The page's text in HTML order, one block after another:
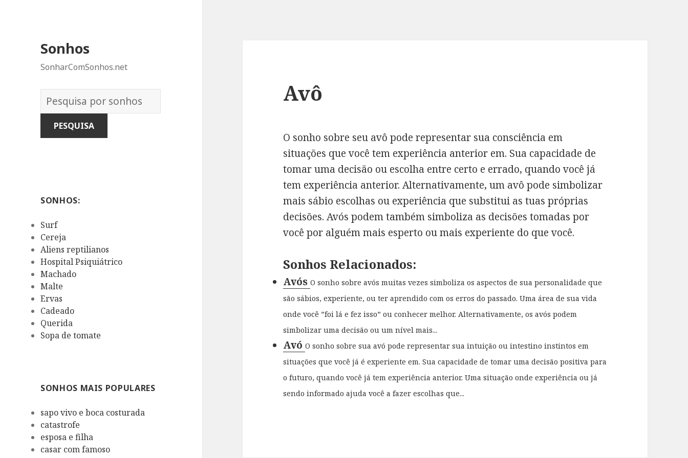
Sonhos
SonharComSonhos.net
Dicionário
dos
Sonhos:
SONHOS:
Surf
Cereja
Aliens reptilianos
Hospital Psiquiátrico
Machado
Malte
Ervas
Cadeado
Querida
Sopa de tomate
SONHOS MAIS POPULARES
sapo vivo e boca costurada
catastrofe
esposa e filha
casar com famoso
Avô
O sonho sobre seu avô pode representar sua consciência em
situações que você tem experiência anterior em. Sua capacidade de
tomar uma decisão ou escolha entre certo e errado, quando você já
tem experiência anterior. Alternativamente, um avô pode simbolizar
mais sábio escolhas ou experiência que substitui as tuas próprias
decisões. Avós podem também simboliza as decisões tomadas por
você por alguém mais esperto ou mais experiente do que você.
Sonhos Relacionados:
AvósO sonho sobre avós muitas vezes simboliza os aspectos de sua personalidade que
são sábios, experiente, ou ter aprendido com os erros do passado. Uma área de sua vida
onde você ”foi lá e fez isso” ou conhecer melhor. Alternativamente, os avós podem
simbolizar uma decisão ou um nível mais...
AvóO sonho sobre sua avó pode representar sua intuição ou intestino instintos em
situações que você já é experiente em. Sua capacidade de tomar uma decisão positiva para
o futuro, quando você já tem experiência anterior. Uma situação onde experiência ou já
sendo informado ajuda você a fazer escolhas que...